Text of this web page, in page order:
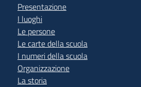
Presentazione
I luoghi
Le persone
Le carte della scuola
I numeri della scuola
Organizzazione
La storia